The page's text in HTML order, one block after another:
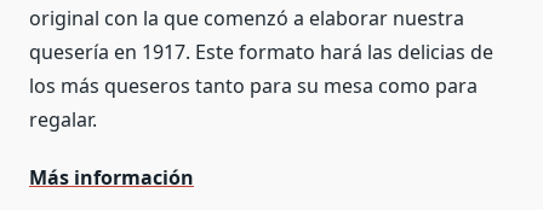
original con la que comenzó a elaborar nuestra
quesería en 1917. Este formato hará las delicias de
los más queseros tanto para su mesa como para
regalar.
Más información